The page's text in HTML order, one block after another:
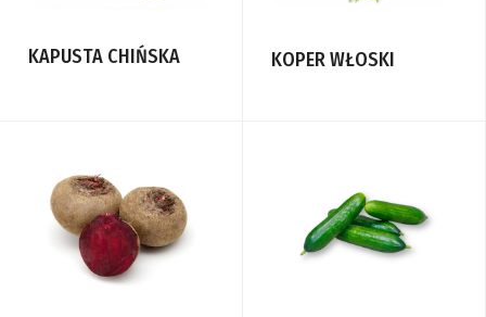
KAPUSTA CHIŃSKA KOPER WŁOSKI